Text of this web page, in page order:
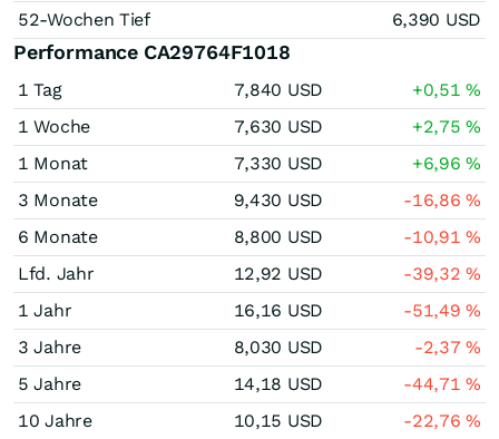
52-Wochen Tief
6,390 USD
Performance CA29764F1018
1 Tag 7,840 USD +0,51%
1 Woche
7,630 USD +2,75%
1 Monat
7,330 USD +6,96%
3 Monate
9,430 USD -16,86%
6 Monate
8,800 USD -10,91%
Lfd. Jahr
12,92 USD -39,32%
1 Jahr
16,16 USD -51,49%
3 Jahre
8,030 USD -2,37%
5 Jahre
14,18 USD -44,71%
10 Jahre
10,15 USD -22,76%